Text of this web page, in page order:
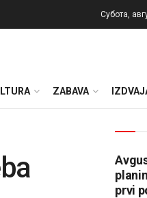
Субота,
ZABAVA
prvi